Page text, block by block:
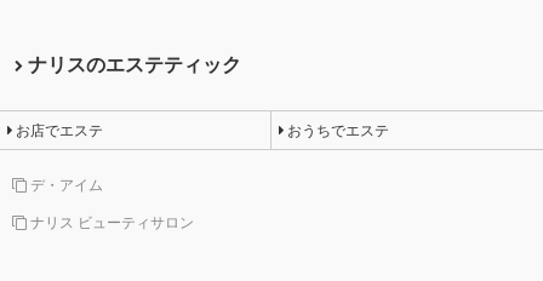
ナリスのエステティック
お店でエステ おうちでエステ
デ・アイム
ナリス ビューティサロン